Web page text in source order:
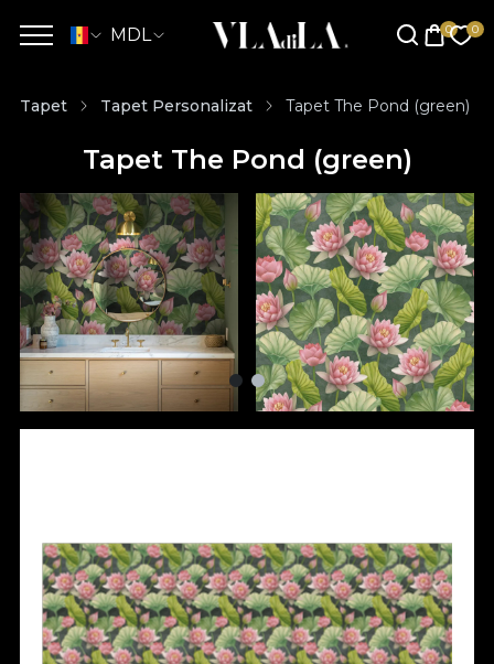
MDL
Tapet Tapet Personalizat Tapet The Pond (green)
Tapet The Pond (green)